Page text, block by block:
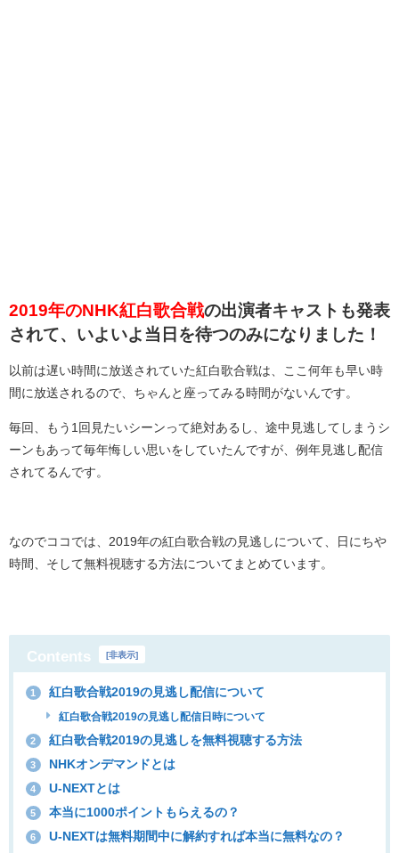
2019年のNHK紅白歌合戦の出演者キャストも発表
されて、いよいよ当日を待つのみになりました！
以前は遅い時間に放送されていた紅白歌合戦は、ここ何年も早い時
間に放送されるので、ちゃんと座ってみる時間がないんです。
毎回、もう1回見たいシーンって絶対あるし、途中見逃してしまうシ
ーンもあって毎年悔しい思いをしていたんですが、例年見逃し配信
されてるんです。
なのでココでは、2019年の紅白歌合戦の見逃しについて、日にちや
時間、そして無料視聴する方法についてまとめています。
Contents [非表示]
1 紅白歌合戦2019の見逃し配信について
紅白歌合戦2019の見逃し配信日時について
2 紅白歌合戦2019の見逃しを無料視聴する方法
3 NHKオンデマンドとは
4 U-NEXTとは
5 本当に1000ポイントもらえるの？
6 U-NEXTは無料期間中に解約すれば本当に無料なの？